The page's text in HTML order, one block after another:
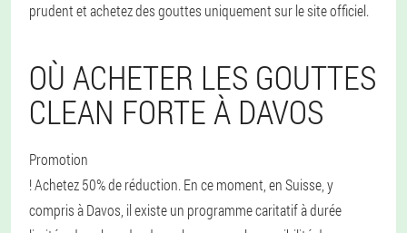
prudent et achetez des gouttes uniquement sur le site officiel.
OÙ ACHETER LES GOUTTES
CLEAN FORTE À DAVOS
Promotion
! Achetez 50% de réduction. En ce moment, en Suisse, y
compris à Davos, il existe un programme caritatif à durée